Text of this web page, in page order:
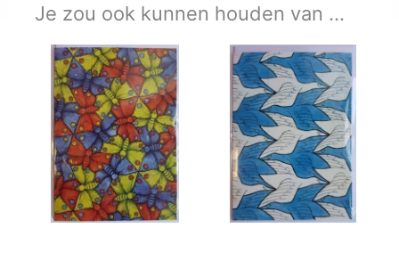
Je zou ook kunnen houden van …